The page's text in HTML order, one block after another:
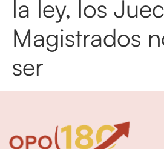
la ley, los
Magistrados
ser